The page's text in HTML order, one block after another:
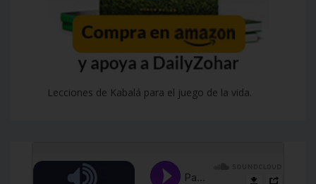
Lecciones de Kabalá para el juego de la vida.